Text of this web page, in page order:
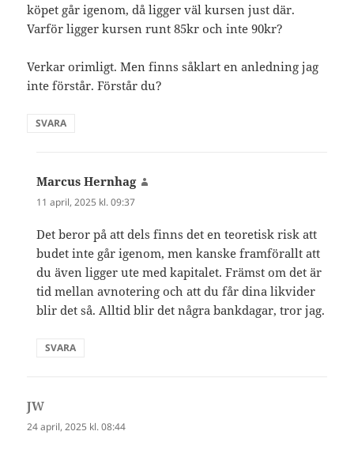
köpet går igenom, då ligger väl kursen just där.
Varför ligger kursen runt 85kr och inte 90kr?
Verkar orimligt. Men finns såklart en anledning jag
inte förstår. Förstår du?
SVARA
Marcus Hernhag
11 april, 2025 kl. 09:37
Det beror på att dels finns det en teoretisk risk att
budet inte går igenom, men kanske framförallt att
du även ligger ute med kapitalet. Främst om det är
tid mellan avnotering och att du får dina likvider
blir det så. Alltid blir det några bankdagar, tror jag.
SVARA
JW
24 april, 2025 kl. 08:44